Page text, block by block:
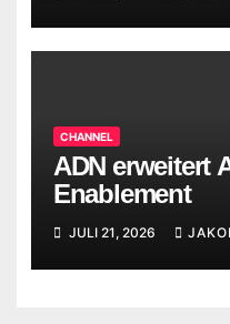
CHANNEL
ADN erweitert
Enablement
JULI 21, 2026